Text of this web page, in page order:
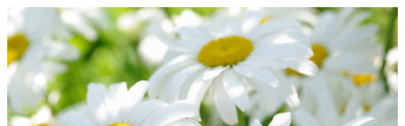
Перейти
к
содержимому